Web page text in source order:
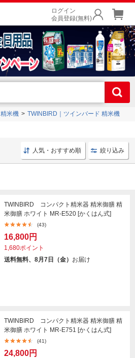
ログイン
会員登録(無料)
精米機 TWINBIRD｜ツインバード 精米機
精米機 胚芽 おいしい 精米機
人気・おすすめ順 絞り込み
TWINBIRD コンパクト精米器 精米御膳 精
米御膳 ホワイト MR-E520 [かくはん式]
(43)
16,800円
1,680ポイント
送料無料、8月7日（金） お届け
TWINBIRD コンパクト精米器 精米御膳 精
米御膳 ホワイト MR-E751 [かくはん式]
(41)
24,800円